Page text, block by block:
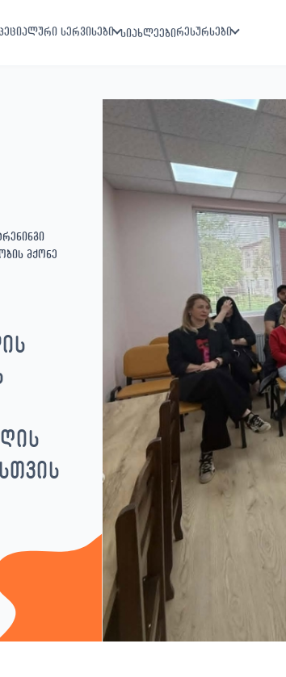
სერვისები სიახლეებირესურსები
მქონე